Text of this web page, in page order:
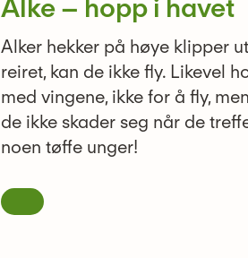
Alke – hopp i havet
Alker hekker på høye klipper
reiret, kan de ikke fly. Likevel
med vingene, ikke for å fly,
de ikke skader seg når de
noen tøffe unger!